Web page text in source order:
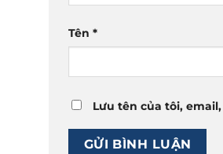
Tên *
Lưu tên của tôi,